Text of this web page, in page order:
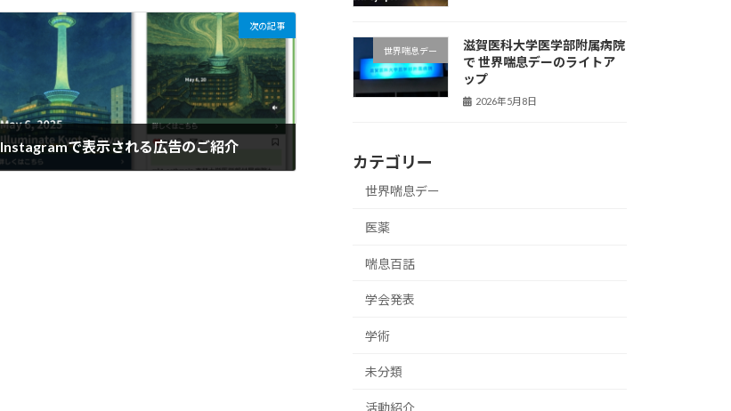
次の記事
Instagramで表示される広告のご紹介
世界喘息デー
滋賀医科大学医学部附属病院
で 世界喘息デーのライトア
ップ
2026年5月8日
カテゴリー
世界喘息デー
医薬
喘息百話
学会発表
学術
未分類
活動紹介